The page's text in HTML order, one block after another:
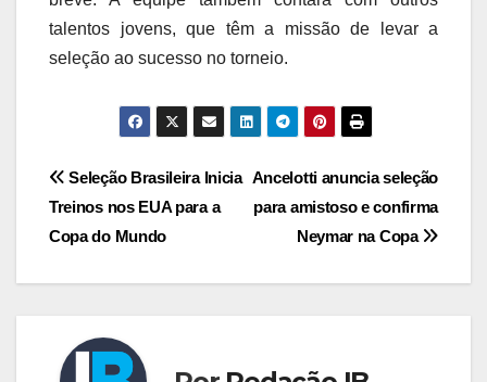
talentos jovens, que têm a missão de levar a
seleção ao sucesso no torneio.
Navegação
de
Post
Ancelotti anuncia seleção
para amistoso e confirma
Neymar na Copa
Seleção Brasileira Inicia
Treinos nos EUA para a
Copa do Mundo